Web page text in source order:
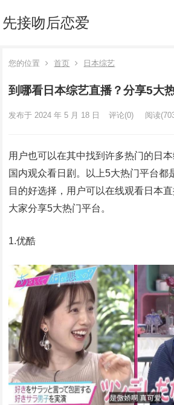
先接吻后恋爱
您的位置 首页 日本综艺
到哪看日本综艺直播？分享5大
发布于 2024 年 5 月 18 日 评论(0) 阅读
用户也可以在其中找到许多热门的日
国内观众看日剧。以上5大热门平台都
目的好选择，用户可以在线观看日本
大家分享5大热门平台。
1.优酷